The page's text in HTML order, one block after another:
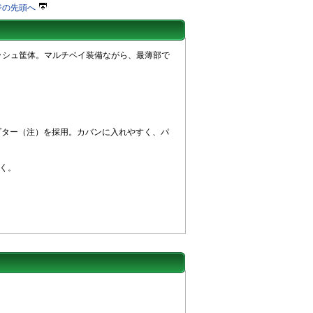
の先頭へ
ュ筐体。マルチベイ装備ながら、最薄部で
ー（注）を採用。カバンに入れやすく、パ
。